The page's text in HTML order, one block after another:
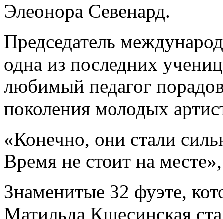
Элеонора Севенард.
Председатель
одна из последних
любимый педагог
поколения молодых
«Конечно, они стали
Время не стоит на
Знаменитые 32 фуэте,
Матильда Кшесинская